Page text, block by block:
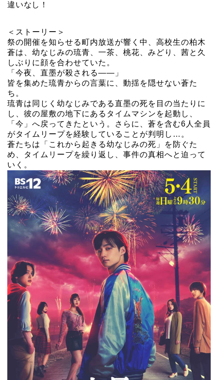
違いなし！
＜ストーリー＞
祭の開催を知らせる町内放送が響く中、高校生の柏木
蒼は、幼なじみの琉青、一茶、桃花、みどり、茜と久
しぶりに顔を合わせていた。
「今夜、直墨が殺される――」
皆を集めた琉青からの言葉に、動揺を隠せない蒼た
ち。
琉青は同じく幼なじみである直墨の死を目の当たりに
し、彼の屋敷の地下にあるタイムマシンを起動し、
「今」へ戻ってきたという。さらに、蒼を含む6人全員
がタイムリープを経験していることが判明し…。
蒼たちは「これから起きる幼なじみの死」を防ぐた
め、タイムリープを繰り返し、事件の真相へと迫って
いく。